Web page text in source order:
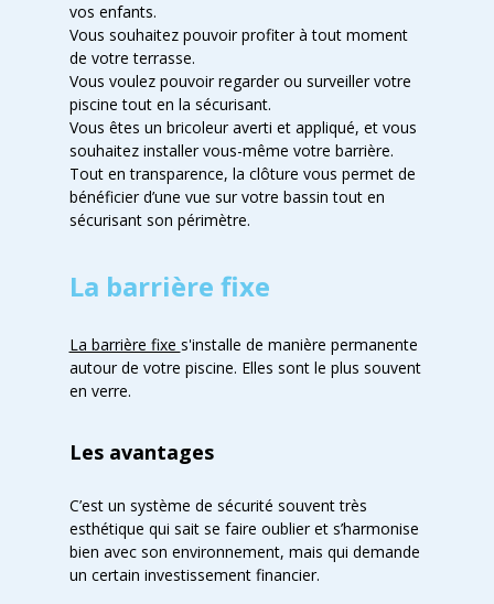
vos enfants.
Vous souhaitez pouvoir profiter à tout moment
de votre terrasse.
Vous voulez pouvoir regarder ou surveiller votre
piscine tout en la sécurisant.
Vous êtes un bricoleur averti et appliqué, et vous
souhaitez installer vous-même votre barrière.
Tout en transparence, la clôture vous permet de
bénéficier d’une vue sur votre bassin tout en
sécurisant son périmètre.
La barrière fixe
La barrière fixe s'installe de manière permanente
autour de votre piscine. Elles sont le plus souvent
en verre.
Les avantages
C’est un système de sécurité souvent très
esthétique qui sait se faire oublier et s’harmonise
bien avec son environnement, mais qui demande
un certain investissement financier.